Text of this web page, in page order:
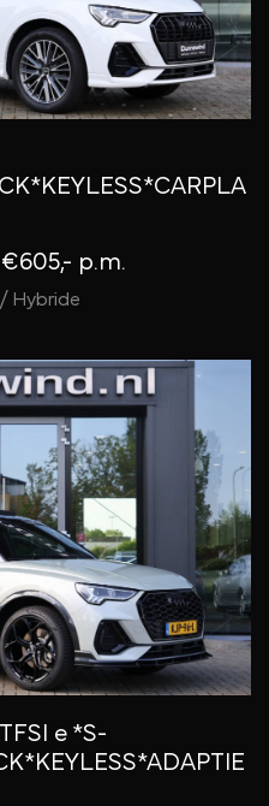
p.m.
Hybride
e *S-